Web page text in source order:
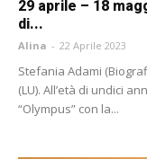
29 aprile – 18
di...
Alina - 22 Aprile 2023
Stefania Adami
(LU). All’età di undici
“Olympus” con la...